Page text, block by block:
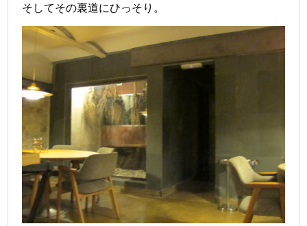
そしてその裏道にひっそり。